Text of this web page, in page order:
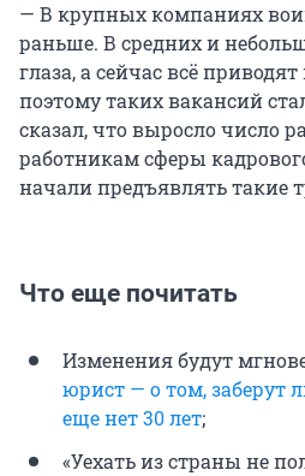
— В крупных компаниях
раньше. В средних и
глаза, а сейчас всё
поэтому таких вакансий
сказал, что выросло число
работникам сферы
начали предъявлять такие
Что еще почитать
Изменения будут
юрист — о том, заберут
еще нет 30 лет;
«Уехать из страны не